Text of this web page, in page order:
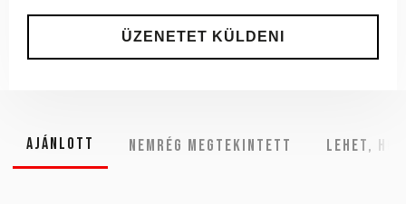
Ajánlott NEMRÉG MEGTEKINTETT Lehet,